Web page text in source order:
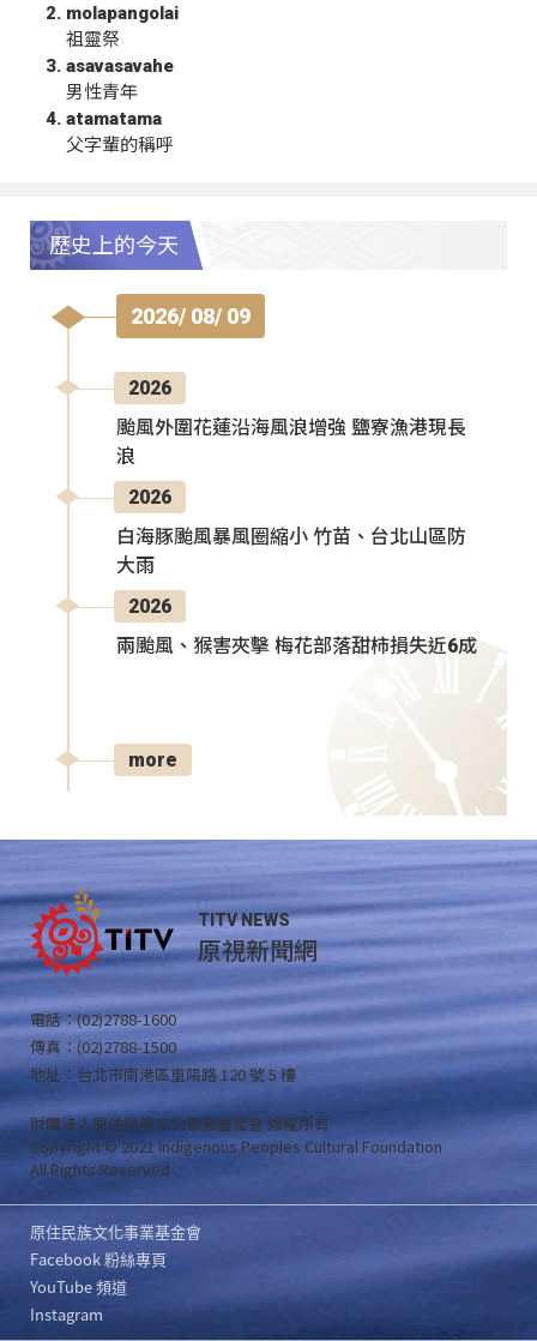
molapangolai
祖靈祭
asavasavahe
男性青年
atamatama
父字輩的稱呼
歷史上的今天
2026/ 08/ 09
2026
颱風外圍花蓮沿海風浪增強 鹽寮漁港現長
浪
2026
白海豚颱風暴風圈縮小 竹苗、台北山區防
大雨
2026
兩颱風、猴害夾擊 梅花部落甜柿損失近6成
more
TITV NEWS
原視新聞網
電話：(02)2788-1600
傳真：(02)2788-1500
地址：台北市南港區重陽路 120 號 5 樓
財團法人原住民族文化事業基金會 版權所有
Copyright © 2021 Indigenous Peoples Cultural Foundation
All Rights Reserved .
原住民族文化事業基金會
Facebook 粉絲專頁
YouTube 頻道
Instagram